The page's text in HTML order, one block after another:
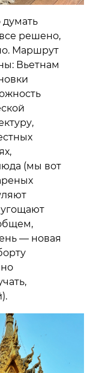
решено,
Маршрут
Вьетнам
(мы вот
угощают
— новая